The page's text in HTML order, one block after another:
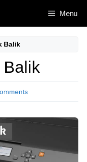
Menu
Balik
Balik